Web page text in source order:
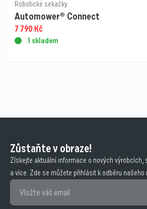
Robotické sekačky
Automower® Connect
7 790 Kč
1 skladem
Zůstaňte v obraze!
Získejte aktuální informace o nových výrobcích,
a více. Zde se můžete přihlásit k odběru našeho